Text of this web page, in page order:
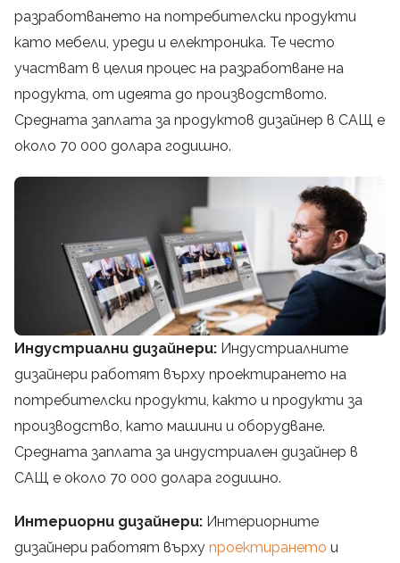
разработването на потребителски продукти
като мебели, уреди и електроника. Те често
участват в целия процес на разработване на
продукта, от идеята до производството.
Средната заплата за продуктов дизайнер в САЩ е
около 70 000 долара годишно.
Индустриални дизайнери: Индустриалните
дизайнери работят върху проектирането на
потребителски продукти, както и продукти за
производство, като машини и оборудване.
Средната заплата за индустриален дизайнер в
САЩ е около 70 000 долара годишно.
Интериорни дизайнери: Интериорните
дизайнери работят върху проектирането и